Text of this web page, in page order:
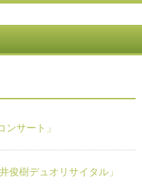
サート」
俊樹デュオリサイタル」